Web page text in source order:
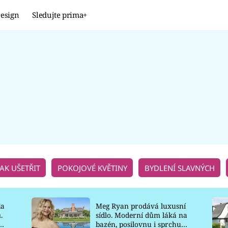
Sledujte prima+
UŠETŘIT POKOJOVÉ KVĚTINY BYDLENÍ SLAVNÝCH
Meg Ryan prodává luxusní
sídlo. Moderní dům láká na
bazén, posilovnu i sprchu